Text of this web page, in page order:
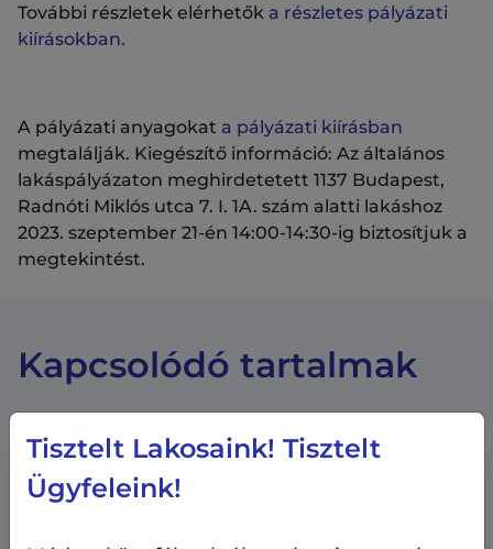
További részletek elérhetők a részletes pályázati
kiírásokban.
A pályázati anyagokat a pályázati kiírásban
megtalálják. Kiegészítő információ: Az általános
lakáspályázaton meghirdetetett 1137 Budapest,
Radnóti Miklós utca 7. I. 1A. szám alatti lakáshoz
2023. szeptember 21-én 14:00-14:30-ig biztosítjuk a
megtekintést.
Kapcsolódó tartalmak
Tisztelt Lakosaink! Tisztelt
Ügyfeleink!